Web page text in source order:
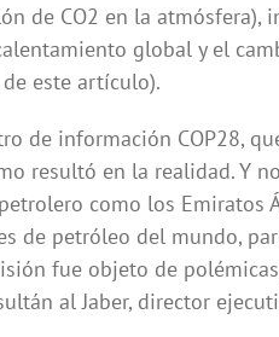
de CO2 en la atmósfera),
global y el
este artículo).
de información COP28,
resultó en la realidad. Y
como los Emiratos
de petróleo del mundo,
fue objeto de
al Jaber, director